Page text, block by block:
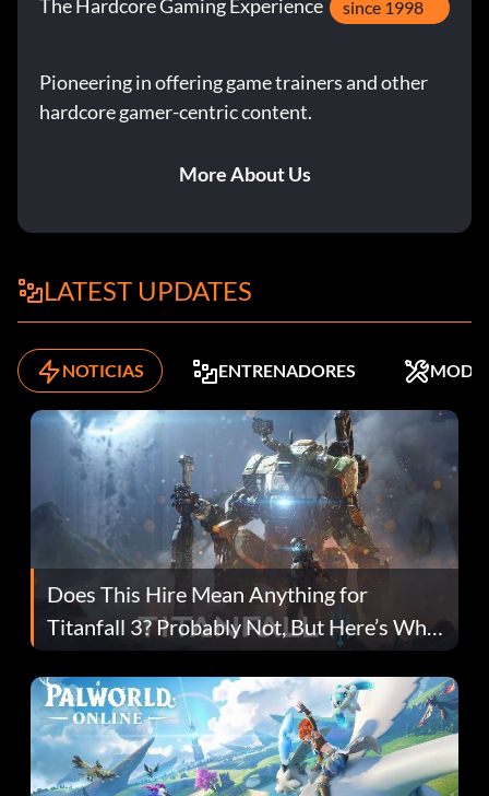
The Hardcore Gaming Experience since 1998
Pioneering in offering game trainers and other
hardcore gamer-centric content.
More About Us
LATEST UPDATES
NOTICIAS ENTRENADORES MODS
Does This Hire Mean Anything for
Titanfall 3? Probably Not, But Here’s Why
Fans Are Hopeful